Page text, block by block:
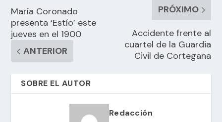
María Coronado
presenta ‘Estío’ este
jueves en el 1900
ANTERIOR
PRÓXIMO
Accidente frente al
cuartel de la Guardia
Civil de Cortegana
SOBRE EL AUTOR
Redacción